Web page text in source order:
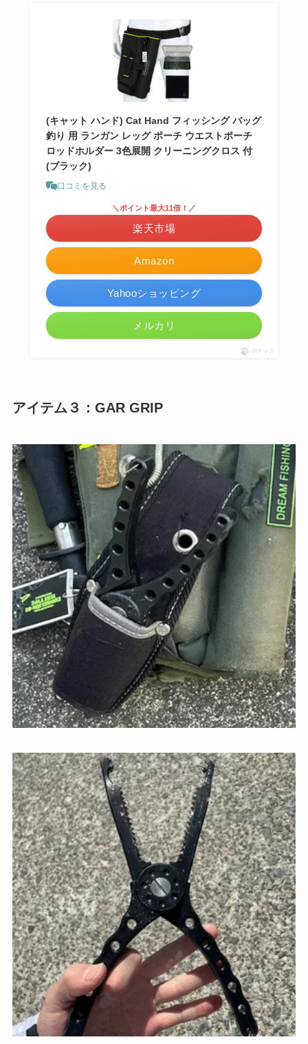
(キャット ハンド) Cat Hand フィッシング バッグ
釣り 用 ランガン レッグ ポーチ ウエストポーチ
ロッドホルダー 3色展開 クリーニングクロス 付
(ブラック)
口コミを見る
Amazon
＼ポイント最大11倍！／
楽天市場
Yahooショッピング
メルカリ
ポチップ
アイテム３：GAR GRIP